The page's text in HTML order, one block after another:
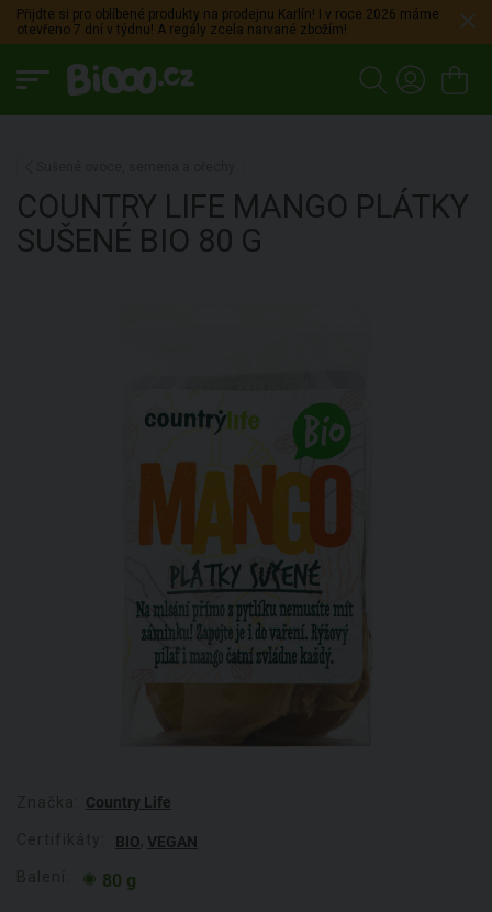
Přijdte si pro oblíbené produkty na prodejnu Karlín! I v roce 2026 máme
otevřeno 7 dní v týdnu! A regály zcela narvané zbožím!
COUNTRY LIFE MANGO PLÁTKY
SUŠENÉ BIO 80 G
Country Life
BIO, VEGAN
80 g